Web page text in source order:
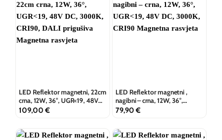
LED Reflektor magnetni, 22cm
crna, 12W, 36°, UGR<19, 48V
DC, 3000K, CRI90, DALI
109,00 €
LED Reflektor magnetni ,
nagibni – crna, 12W, 36°,
UGR<19, 48V DC, 3000K,
79,90 €